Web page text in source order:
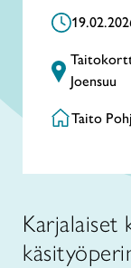
Joensuu
Taito
Karjalaiset